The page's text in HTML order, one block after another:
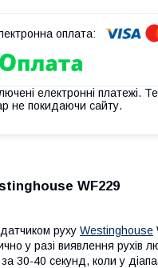
електронні платежі.
не покидаючи сайту.
WF229
руху Westinghouse
у разі виявлення рухів
30-40 секунд, коли у